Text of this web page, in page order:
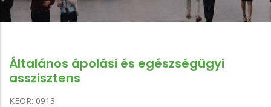
Általános ápolási és egészségügyi
asszisztens
KEOR: 0913